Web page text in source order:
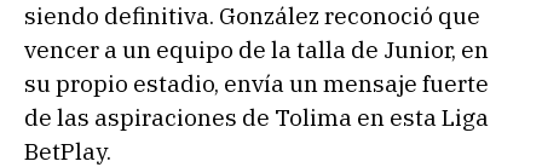
siendo definitiva. González reconoció que
vencer a un equipo de la talla de Junior, en
su propio estadio, envía un mensaje fuerte
de las aspiraciones de Tolima en esta Liga
BetPlay.